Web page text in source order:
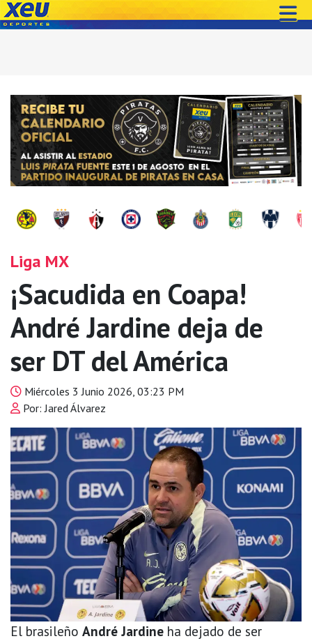
Liga MX
¡Sacudida en Coapa!
André Jardine deja de
ser DT del América
Miércoles 3 Junio 2026, 03:23 PM
Por: Jared Álvarez
El brasileño André Jardine ha dejado de ser